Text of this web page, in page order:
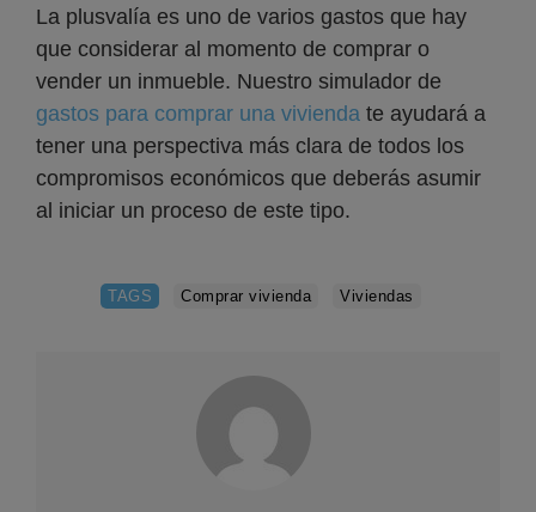
La plusvalía es uno de varios gastos que hay
que considerar al momento de comprar o
vender un inmueble. Nuestro simulador de
gastos para comprar una vivienda te ayudará a
tener una perspectiva más clara de todos los
compromisos económicos que deberás asumir
al iniciar un proceso de este tipo.
TAGS Comprar vivienda Viviendas